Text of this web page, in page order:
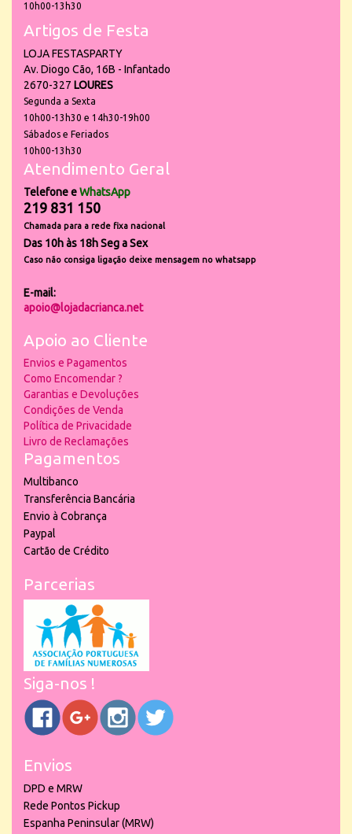
10h00-13h30
Artigos de Festa
LOJA FESTASPARTY
Av. Diogo Cão, 16B - Infantado
2670-327 LOURES
Segunda a Sexta
10h00-13h30 e 14h30-19h00
Sábados e Feriados
10h00-13h30
Atendimento Geral
Telefone eWhatsApp
219 831 150
Chamada para a rede fixa nacional
Das 10h às 18h Seg a Sex
Caso não consiga ligação deixe mensagem no whatsapp
E-mail:
apoio@lojadacrianca.net
Apoio ao Cliente
Envios e Pagamentos
Como Encomendar ?
Garantias e Devoluções
Condições de Venda
Política de Privacidade
Livro de Reclamações
Pagamentos
Multibanco
Transferência Bancária
Envio à Cobrança
Paypal
Cartão de Crédito
Parcerias
Siga-nos !
Envios
DPD e MRW
Rede Pontos Pickup
Espanha Peninsular (MRW)